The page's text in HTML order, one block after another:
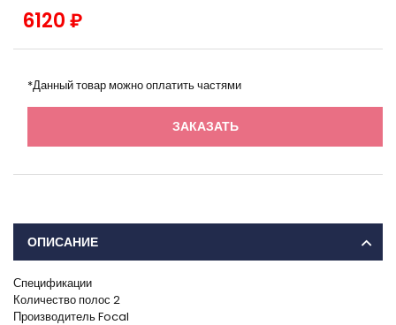
6120 ₽
*Данный товар можно оплатить частями
ЗАКАЗАТЬ
ОПИСАНИЕ
Спецификации
Количество полос 2
Производитель Focal